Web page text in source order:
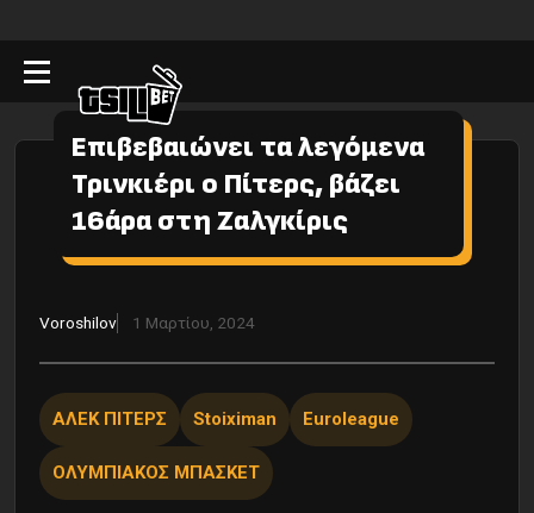
Επιβεβαιώνει τα λεγόμενα
Τρινκιέρι ο Πίτερς, βάζει
16άρα στη Ζαλγκίρις
Voroshilov 1 Μαρτίου, 2024
ΑΛΕΚ ΠΙΤΕΡΣ Stoiximan Euroleague
ΟΛΥΜΠΙΑΚΟΣ ΜΠΑΣΚΕΤ